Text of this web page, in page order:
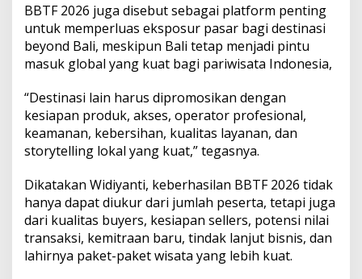
BBTF 2026 juga disebut sebagai platform penting
untuk memperluas eksposur pasar bagi destinasi
beyond Bali, meskipun Bali tetap menjadi pintu
masuk global yang kuat bagi pariwisata Indonesia,
“Destinasi lain harus dipromosikan dengan
kesiapan produk, akses, operator profesional,
keamanan, kebersihan, kualitas layanan, dan
storytelling lokal yang kuat,” tegasnya.
Dikatakan Widiyanti, keberhasilan BBTF 2026 tidak
hanya dapat diukur dari jumlah peserta, tetapi juga
dari kualitas buyers, kesiapan sellers, potensi nilai
transaksi, kemitraan baru, tindak lanjut bisnis, dan
lahirnya paket-paket wisata yang lebih kuat.